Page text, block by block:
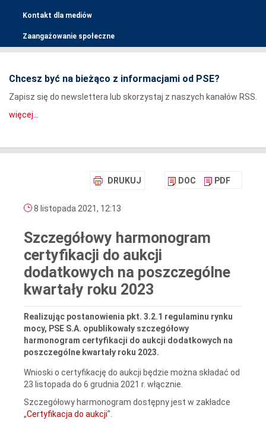
Kontakt dla mediów
Zaangażowanie społeczne
Chcesz być na bieżąco z informacjami od PSE?
Zapisz się do newslettera lub skorzystaj z naszych kanałów RSS.
więcej...
DRUKUJ DOC PDF
8 listopada 2021, 12:13
Szczegółowy harmonogram
certyfikacji do aukcji
dodatkowych na poszczególne
kwartały roku 2023
Realizując postanowienia pkt. 3.2.1 regulaminu rynku
mocy, PSE S.A. opublikowały szczegółowy
harmonogram certyfikacji do aukcji dodatkowych na
poszczególne kwartały roku 2023.
Wnioski o certyfikację do aukcji będzie można składać od
23 listopada do 6 grudnia 2021 r. włącznie.
Szczegółowy harmonogram dostępny jest w zakładce
„Certyfikacja do aukcji”.